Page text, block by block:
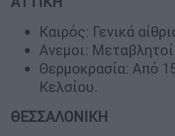
Καιρός: Γενικά
Ανεμοι: Μεταβλητοί
Θερμοκρασία: Από
Κελσίου.
ΘΕΣΣΑΛΟΝΙΚΗ